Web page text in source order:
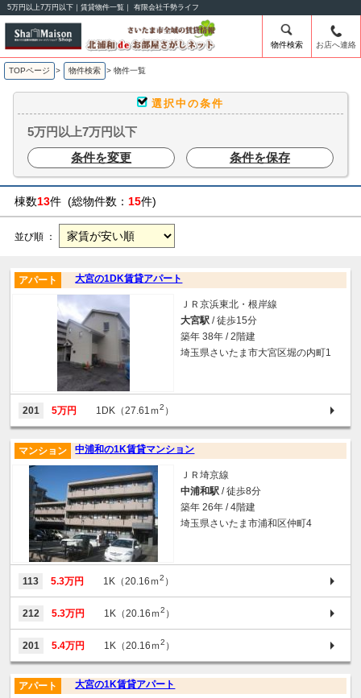
5万円以上7万円以下｜賃貸物件一覧｜ 有限会社千勢ライフ
物件検索 お店へ連絡
TOPページ > 物件検索 > 物件一覧
選択中の条件
5万円以上7万円以下
条件を変更
条件を保存
棟数13件 (総物件数： 15件)
並び順 ：
大宮の1DK賃貸アパート
アパート
ＪＲ京浜東北・根岸線
大宮駅 / 徒歩15分
築年 38年 / 2階建
埼玉県さいたま市大宮区堀の内町1
201 5万円 1DK（27.61ｍ2 ）
中浦和の1K賃貸マンション
マンション
ＪＲ埼京線
中浦和駅 / 徒歩8分
築年 26年 / 4階建
埼玉県さいたま市浦和区仲町4
113 5.3万円 1K（20.16ｍ2 ）
212 5.3万円 1K（20.16ｍ2 ）
201 5.4万円 1K（20.16ｍ2 ）
大宮の1K賃貸アパート
アパート